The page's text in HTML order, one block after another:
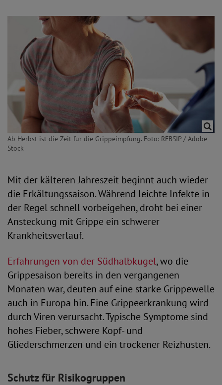
Ab Herbst ist die Zeit für die Grippeimpfung. Foto: RFBSIP / Adobe
Stock
Mit der kälteren Jahreszeit beginnt auch wieder
die Erkältungssaison. Während leichte Infekte in
der Regel schnell vorbeigehen, droht bei einer
Ansteckung mit Grippe ein schwerer
Krankheitsverlauf.
Erfahrungen von der Südhalbkugel, wo die
Grippesaison bereits in den vergangenen
Monaten war, deuten auf eine starke Grippewelle
auch in Europa hin. Eine Grippeerkrankung wird
durch Viren verursacht. Typische Symptome sind
hohes Fieber, schwere Kopf- und
Gliederschmerzen und ein trockener Reizhusten.
Schutz für Risikogruppen